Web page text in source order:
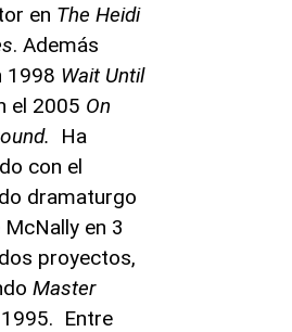
en The Heidi
. Además
1998 Wait Until
el 2005 On
Ha
con el
dramaturgo
en 3
proyectos,
Master
Entre